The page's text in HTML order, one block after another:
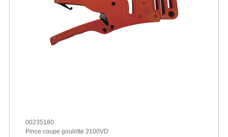
00235180
Pince coupe goulotte 2100VD